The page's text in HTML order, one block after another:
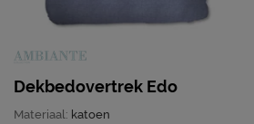
Dekbedovertrek Edo
Materiaal: katoen